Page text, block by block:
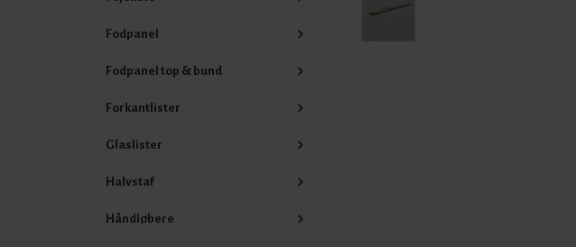
Fodpanel
Fodpanel top & bund
Forkantlister
Glaslister
Halvstaf
Håndløbere